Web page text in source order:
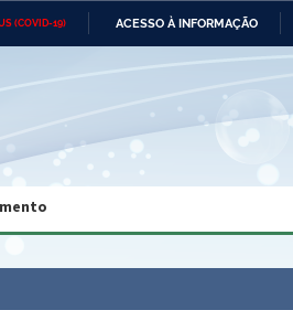
(COVID-19) ACESSO À INFORMAÇÃO
Ministério das Relações
e
Banco Central do Brasil